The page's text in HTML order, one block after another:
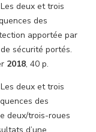
deux et trois
des
apportée par
sécurité portés.
2018, 40 p.
deux et trois
des
deux/trois-roues